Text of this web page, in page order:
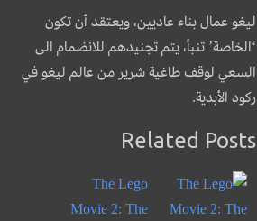
ليغو عمال بناء عاديين، ويعتقد أن تكون
‘الخاصة’ تنبأ، يتم تجنيدهم للانضمام الى
السعي لوقف طاغية شرير من عالم ليغو في
ركود الأبدية.
Related Posts
The Lego
Movie 2: The